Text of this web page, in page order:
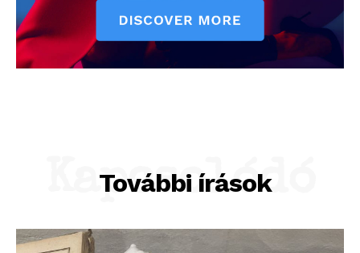
További írások
Kapcsolódó